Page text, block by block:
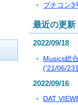
プチコン3
最近の更新
2022/09/18
Musics総
('21/06/23
2022/09/16
DAT